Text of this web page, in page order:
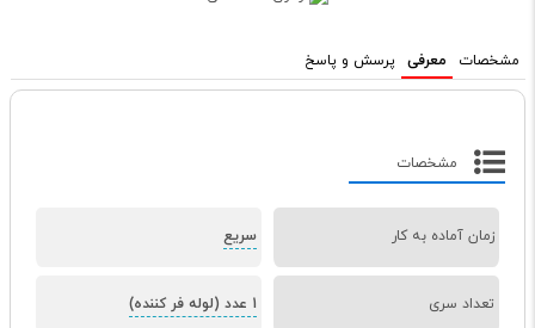
مشخصات معرفی پرسش و پاسخ
مشخصات
زمان آماده به کار سریع
تعداد سری 1 عدد (لوله فر کننده)